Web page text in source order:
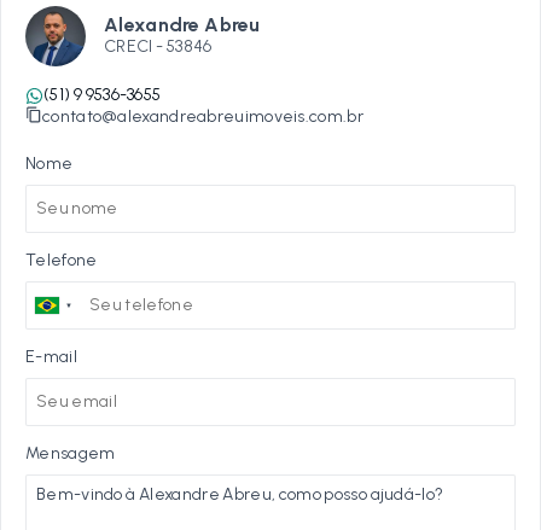
Alexandre Abreu
CRECI -53846
(51) 9 9536-3655
contato@alexandreabreuimoveis.com.br
Nome
Telefone
E-mail
Mensagem